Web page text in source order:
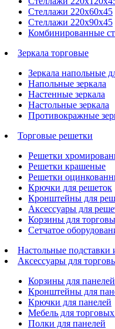
Стеллажи 220х60х45
Стеллажи 220х90х45
Комбинированные
Зеркала торговые
Зеркала напольные
Напольные зеркала
Настенные зеркала
Настольные зеркала
Противокражные
Торговые решетки
Решетки
Решетки крашеные
Решетки
Крючки для решеток
Кронштейны для
Аксессуары для
Корзины для
Сетчатое
Настольные подставки
Аксессуары для
Корзины для панелей
Кронштейны для
Крючки для панелей
Мебель для
Полки для панелей